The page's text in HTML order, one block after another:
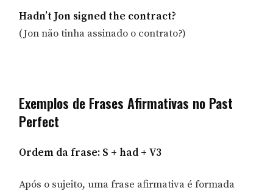
Hadn’t Jon signed the contract?
(Jon não tinha assinado o contrato?)
Exemplos de Frases Afirmativas no Past
Perfect
Ordem da frase: S + had + V3
Após o sujeito, uma frase afirmativa é formada